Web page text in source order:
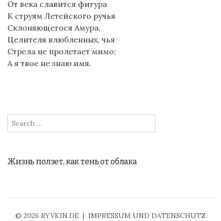
От века славится фигура
К струям Летейского ручья
Склоняющегося Амура,
Целителя влюбленных, чья
Стрела не пролетает мимо;
А я твое не знаю имя.
Search
for:
Жизнь ползет, как тень от облака
© 2026 RYVKIN.DE | IMPRESSUM UND DATENSCHUTZ